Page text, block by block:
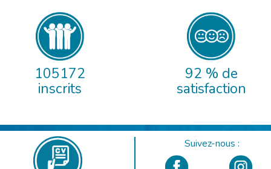
105172
inscrits
92 % de
satisfaction
Suivez-nous :